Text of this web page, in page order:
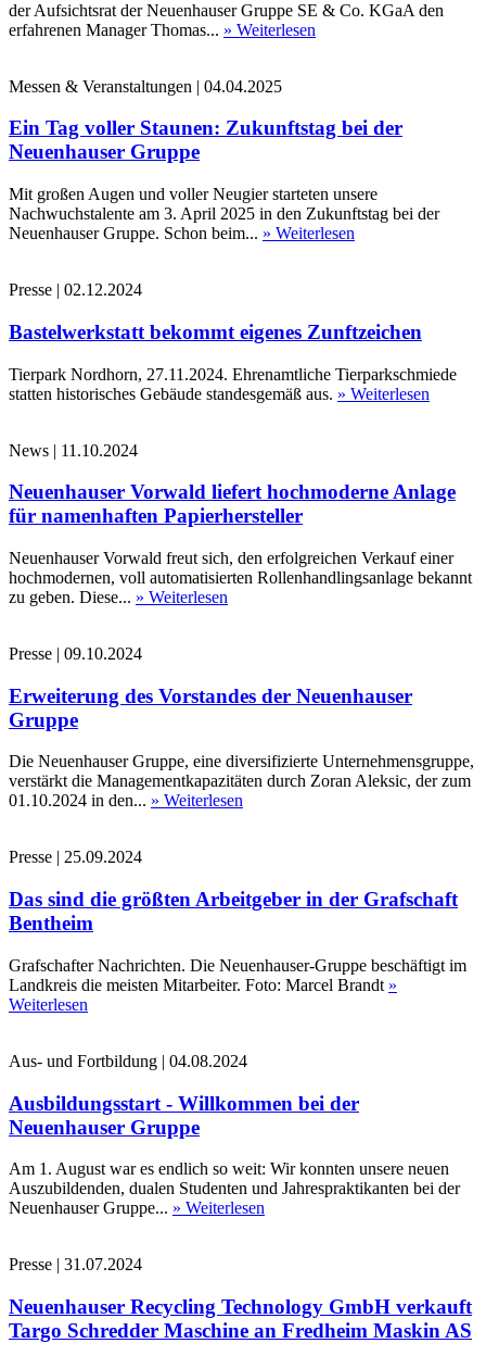
der Aufsichtsrat der Neuenhauser Gruppe SE & Co. KGaA den
erfahrenen Manager Thomas... » Weiterlesen
Messen & Veranstaltungen | 04.04.2025
Ein Tag voller Staunen: Zukunftstag bei der
Neuenhauser Gruppe
Mit großen Augen und voller Neugier starteten unsere
Nachwuchstalente am 3. April 2025 in den Zukunftstag bei der
Neuenhauser Gruppe. Schon beim... » Weiterlesen
Presse | 02.12.2024
Bastelwerkstatt bekommt eigenes Zunftzeichen
Tierpark Nordhorn, 27.11.2024. Ehrenamtliche Tierparkschmiede
statten historisches Gebäude standesgemäß aus. » Weiterlesen
News | 11.10.2024
Neuenhauser Vorwald liefert hochmoderne Anlage
für namenhaften Papierhersteller
Neuenhauser Vorwald freut sich, den erfolgreichen Verkauf einer
hochmodernen, voll automatisierten Rollenhandlingsanlage bekannt
zu geben. Diese... » Weiterlesen
Presse | 09.10.2024
Erweiterung des Vorstandes der Neuenhauser
Gruppe
Die Neuenhauser Gruppe, eine diversifizierte Unternehmensgruppe,
verstärkt die Managementkapazitäten durch Zoran Aleksic, der zum
01.10.2024 in den... » Weiterlesen
Presse | 25.09.2024
Das sind die größten Arbeitgeber in der Grafschaft
Bentheim
Grafschafter Nachrichten. Die Neuenhauser-Gruppe beschäftigt im
Landkreis die meisten Mitarbeiter. Foto: Marcel Brandt »
Weiterlesen
Aus- und Fortbildung | 04.08.2024
Ausbildungsstart - Willkommen bei der
Neuenhauser Gruppe
Am 1. August war es endlich so weit: Wir konnten unsere neuen
Auszubildenden, dualen Studenten und Jahrespraktikanten bei der
Neuenhauser Gruppe... » Weiterlesen
Presse | 31.07.2024
Neuenhauser Recycling Technology GmbH verkauft
Targo Schredder Maschine an Fredheim Maskin AS